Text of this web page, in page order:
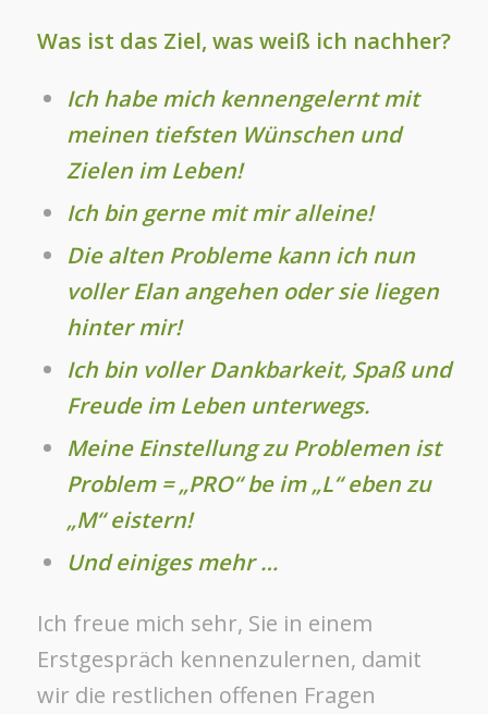
Was ist das Ziel, was weiß ich nachher?
Ich habe mich kennengelernt mit
meinen tiefsten Wünschen und
Zielen im Leben!
Ich bin gerne mit mir alleine!
Die alten Probleme kann ich nun
voller Elan angehen oder sie liegen
hinter mir!
Ich bin voller Dankbarkeit, Spaß und
Freude im Leben unterwegs.
Meine Einstellung zu Problemen ist
Problem = „PRO“ be im „L“ eben zu
„M“ eistern!
Und einiges mehr …
Ich freue mich sehr, Sie in einem
Erstgespräch kennenzulernen, damit
wir die restlichen offenen Fragen